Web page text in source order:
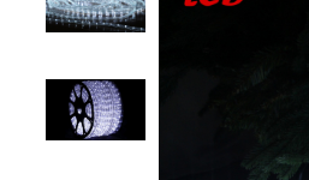
Motopompe
Hidrofor cu pompa
submersibila